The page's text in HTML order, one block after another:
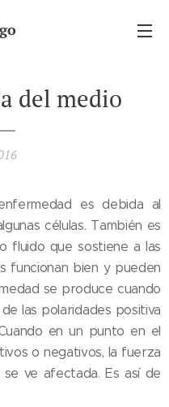
del medio
es debida al
células. También es
fluido que sostiene a las
funcionan bien y pueden
se produce cuando
las polaridades positiva
en un punto en el
o negativos, la fuerza
ve afectada. Es así de